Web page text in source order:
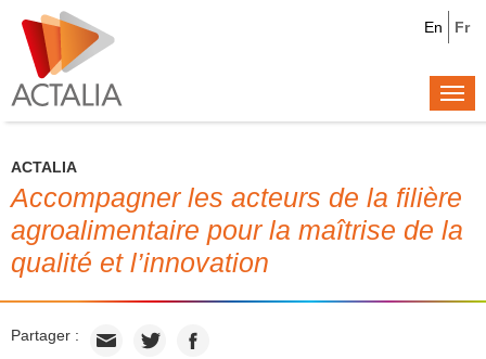
Fr
En
ACTALIA
Accompagner les acteurs de la filière
agroalimentaire pour la maîtrise de la
qualité et l’innovation
Partager :